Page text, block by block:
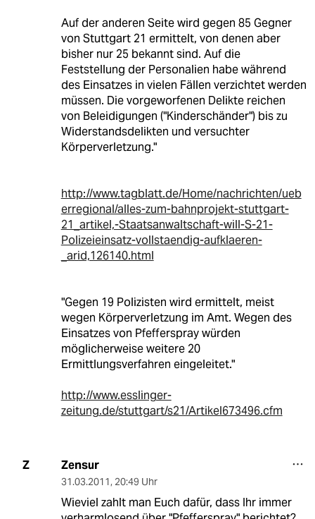
Auf der anderen Seite wird gegen 85 Gegner
von Stuttgart 21 ermittelt, von denen aber
bisher nur 25 bekannt sind. Auf die
Feststellung der Personalien habe während
des Einsatzes in vielen Fällen verzichtet werden
müssen. Die vorgeworfenen Delikte reichen
von Beleidigungen ("Kinderschänder") bis zu
Widerstandsdelikten und versuchter
Körperverletzung."
http://www.tagblatt.de/Home/nachrichten/ueb
erregional/alles-zum-bahnprojekt-stuttgart-
21_artikel,-Staatsanwaltschaft-will-S-21-
Polizeieinsatz-vollstaendig-aufklaeren-
_arid,126140.html
"Gegen 19 Polizisten wird ermittelt, meist
wegen Körperverletzung im Amt. Wegen des
Einsatzes von Pfefferspray würden
möglicherweise weitere 20
Ermittlungsverfahren eingeleitet."
http://www.esslinger-
zeitung.de/stuttgart/s21/Artikel673496.cfm
Z Zensur
31.03.2011, 20:49 Uhr
Wieviel zahlt man Euch dafür, dass Ihr immer